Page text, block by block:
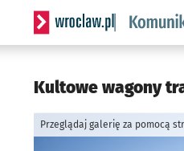
Serwis informacyjny
Kultowe wagony
Przeglądaj galerię za pomocą